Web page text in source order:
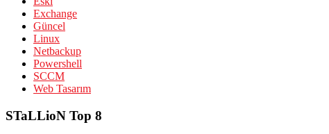
Exchange
Güncel
Linux
Netbackup
Powershell
SCCM
Web Tasarım
STaLLioN Top 8